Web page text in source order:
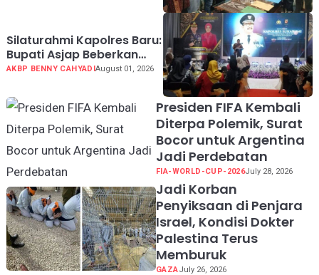
Silaturahmi Kapolres Baru:
Bupati Asjap Beberkan
Kondisi Geografis dan
Sukabumi
AKBP BENNY CAHYADIAugust 01, 2026
Presiden FIFA Kembali
Diterpa Polemik, Surat
Bocor untuk Argentina
Jadi Perdebatan
FIA-WORLD-CUP-2026July 28, 2026
Jadi Korban
Penyiksaan di Penjara
Israel, Kondisi Dokter
Palestina Terus
Memburuk
GAZAJuly 26, 2026